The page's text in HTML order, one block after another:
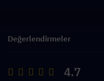
Değerlendirmeler
4.7